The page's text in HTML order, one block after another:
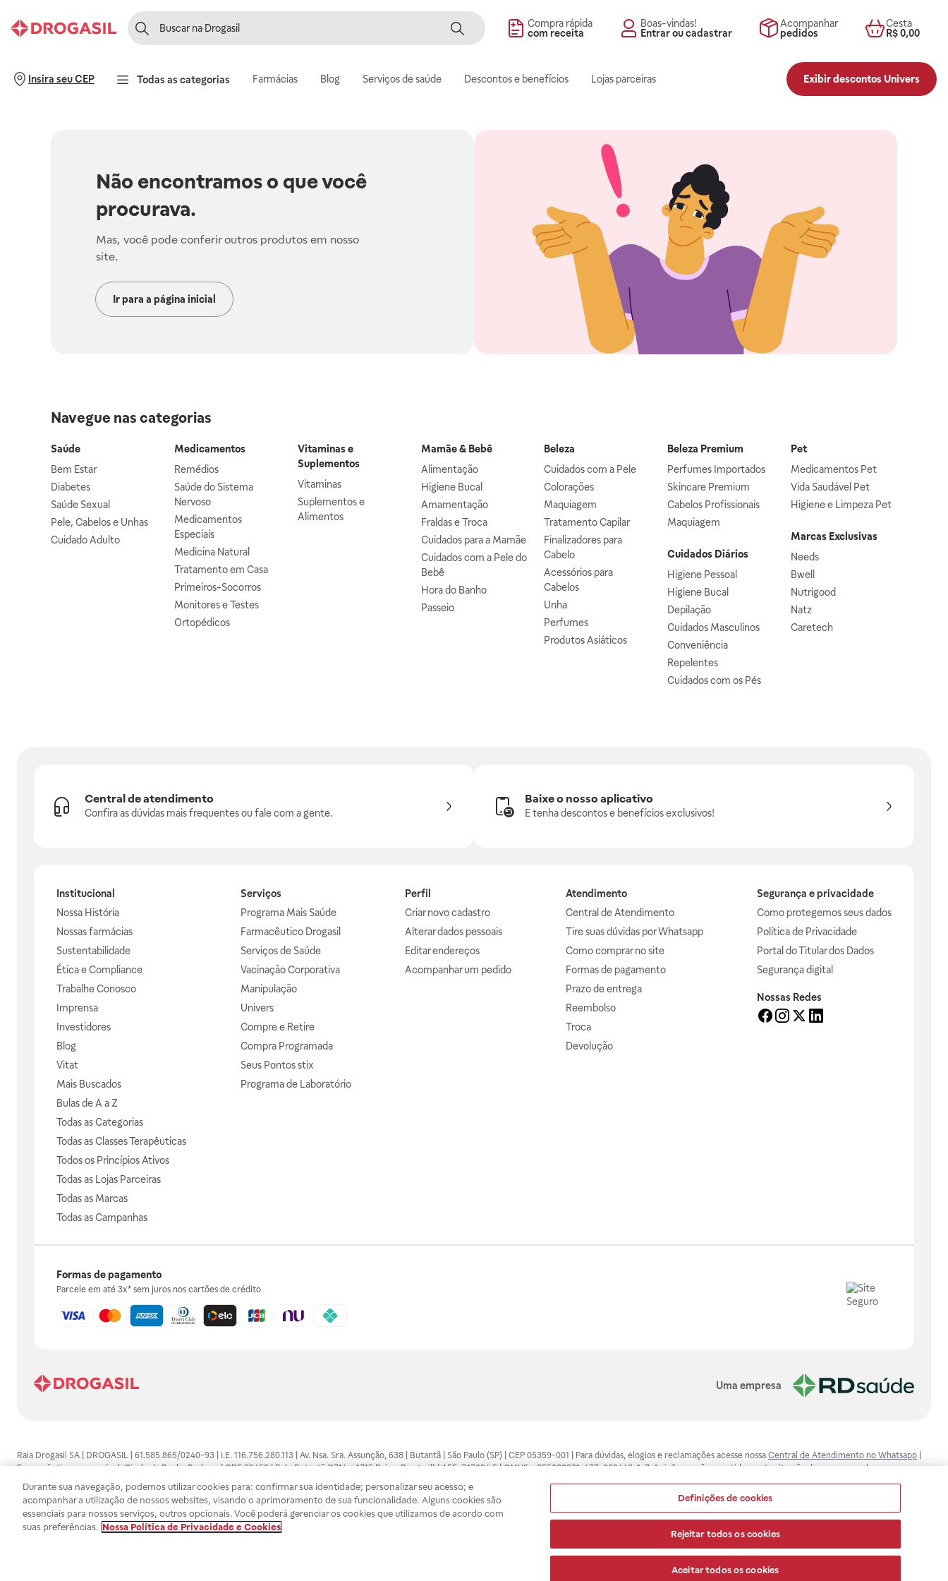
Compra rápida
com receita
Boas-vindas!
Entrar ou cadastrar
Acompanhar
pedidos
Cesta
R$ 0,00
Insira seu CEP Todas as categorias Farmácias Blog Serviços de saúde Descontos e benefícios Lojas parceiras Exibir descontos Univers
Não encontramos o que você
procurava.
Mas, você pode conferir outros produtos em nosso
site.
Ir para a página inicial
Navegue nas categorias
Saúde
Bem Estar
Diabetes
Saúde Sexual
Pele, Cabelos e Unhas
Cuidado Adulto
Medicamentos
Remédios
Saúde do Sistema
Nervoso
Medicamentos
Especiais
Medicina Natural
Tratamento em Casa
Primeiros-Socorros
Monitores e Testes
Ortopédicos
Vitaminas e
Suplementos
Vitaminas
Suplementos e
Alimentos
Mamãe & Bebê
Alimentação
Higiene Bucal
Amamentação
Fraldas e Troca
Cuidados para a Mamãe
Cuidados com a Pele do
Bebê
Hora do Banho
Passeio
Beleza
Cuidados com a Pele
Colorações
Maquiagem
Tratamento Capilar
Finalizadores para
Cabelo
Acessórios para
Cabelos
Unha
Perfumes
Produtos Asiáticos
Beleza Premium
Perfumes Importados
Skincare Premium
Cabelos Profissionais
Maquiagem
Cuidados Diários
Higiene Pessoal
Higiene Bucal
Depilação
Cuidados Masculinos
Conveniência
Repelentes
Cuidados com os Pés
Pet
Medicamentos Pet
Vida Saudável Pet
Higiene e Limpeza Pet
Marcas Exclusivas
Needs
Bwell
Nutrigood
Natz
Caretech
Central de atendimento
Confira as dúvidas mais frequentes ou fale com a gente.
Baixe o nosso aplicativo
E tenha descontos e benefícios exclusivos!
Institucional
Nossa História
Nossas farmácias
Sustentabilidade
Ética e Compliance
Trabalhe Conosco
Imprensa
Investidores
Blog
Vitat
Mais Buscados
Bulas de A a Z
Todas as Categorias
Todas as Classes Terapêuticas
Todos os Princípios Ativos
Todas as Lojas Parceiras
Todas as Marcas
Todas as Campanhas
Serviços
Programa Mais Saúde
Farmacêutico Drogasil
Serviços de Saúde
Vacinação Corporativa
Manipulação
Univers
Compre e Retire
Compra Programada
Seus Pontos stix
Programa de Laboratório
Perfil
Criar novo cadastro
Alterar dados pessoais
Editar endereços
Acompanhar um pedido
Atendimento
Central de Atendimento
Tire suas dúvidas por Whatsapp
Como comprar no site
Formas de pagamento
Prazo de entrega
Reembolso
Troca
Devolução
Segurança e privacidade
Como protegemos seus dados
Política de Privacidade
Portal do Titular dos Dados
Segurança digital
Nossas Redes
Formas de pagamento
Parcele em até 3x* sem juros nos cartões de crédito
Uma empresa
Raia Drogasil SA | DROGASIL | 61.585.865/0240-93 | I.E. 116.756.280.113 | Av. Nsa. Sra. Assunção, 638 | Butantã | São Paulo (SP) | CEP 05359-001 | Para dúvidas, elogios e reclamações acesse nossa Central de Atendimento no Whatsapp
Farmacêutico responsável: Gisele da Penha Barbosa | CRF 89453 | Polo Butantã (1714 e 1715 Raia e Drogasil) | AFE: 7.17094.5 | CMVS - 355030801-477-002443-1-7. As informações contidas neste site não devem ser usadas para
automedicação e não substituem, em hipótese alguma, as orientações dadas pelo profissional da área médica. Somente o médico está apto a diagnosticar qualquer problema de saúde e prescrever o tratamento adequado. Ao
persistirem os sintomas, um médico deverá ser consultado. Os preços e promoções divulgados no site são válidos apenas para compras feitas pela internet. Maiores esclarecimentos, consultar o site: www.anvisa.gov.br. A Raia Drogasil
SA trabalha com as tecnologias mais avançadas de proteção de dados, para que você possa realizar suas compras com tranquilidade. A privacidade e a segurança dos clientes são compromissos da Raia Drogasil SA. Todos os pedidos
efetuados estão sujeitos à confirmação da disponibilidade de produto em nosso estoque.
Durante sua navegação, podemos utilizar cookies para: confirmar sua identidade; personalizar seu acesso; e
acompanhar a utilização de nossos websites, visando o aprimoramento de sua funcionalidade. Alguns cookies são
essenciais para nossos serviços, outros opcionais. Você poderá gerenciar os cookies que utilizamos de acordo com
suas preferências. Nossa Política de Privacidade e Cookies
Definições de cookies
Rejeitar todos os cookies
Aceitar todos os cookies